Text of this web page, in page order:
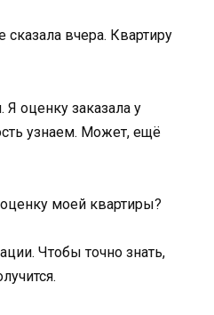
вчера. Квартиру
оценку заказала у
узнаем. Может, ещё
моей квартиры?
Чтобы точно знать,